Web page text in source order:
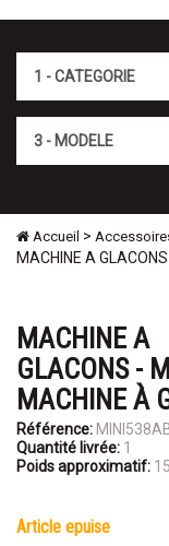
Accueil >
MACHINE A
MACHINE A
GLACONS -
MACHINE À
Référence:
Quantité livrée: 1
Poids approximatif:
article epuise